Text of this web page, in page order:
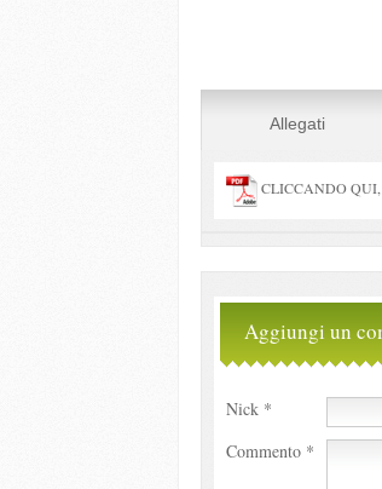
Allegati
CLICCANDO QUI,
Aggiungi un
Nick *
Commento *